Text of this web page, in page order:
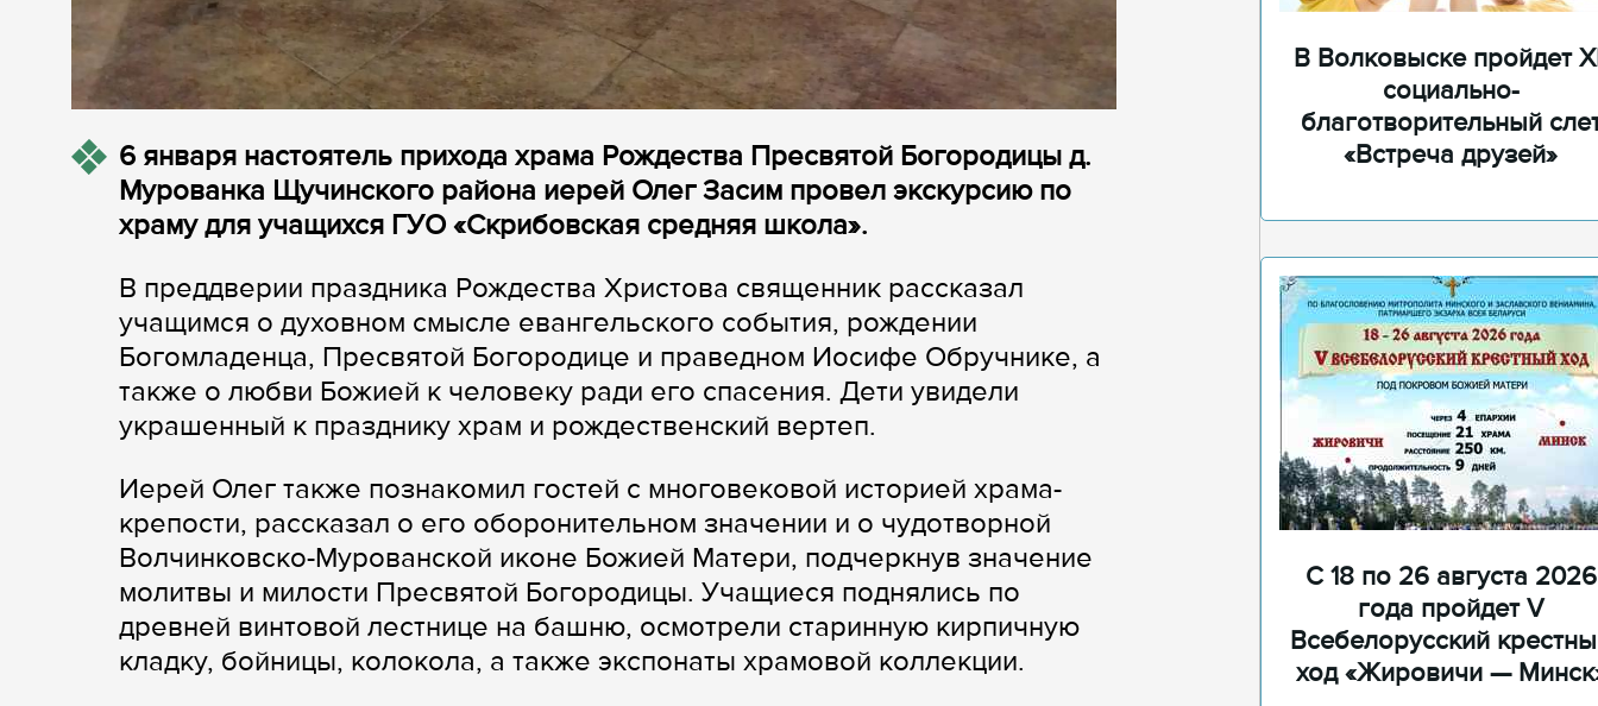
6 января настоятель прихода храма Рождества Пресвятой Богородицы д.
Мурованка Щучинского района иерей Олег Засим провел экскурсию по
храму для учащихся ГУО «Скрибовская средняя школа».
В преддверии праздника Рождества Христова священник рассказал
учащимся о духовном смысле евангельского события, рождении
Богомладенца, Пресвятой Богородице и праведном Иосифе Обручнике, а
также о любви Божией к человеку ради его спасения. Дети увидели
украшенный к празднику храм и рождественский вертеп.
Иерей Олег также познакомил гостей с многовековой историей храма-
крепости, рассказал о его оборонительном значении и о чудотворной
Волчинковско-Мурованской иконе Божией Матери, подчеркнув значение
молитвы и милости Пресвятой Богородицы. Учащиеся поднялись по
древней винтовой лестнице на башню, осмотрели старинную кирпичную
кладку, бойницы, колокола, а также экспонаты храмовой коллекции.
В Волковыске пройдет
социально-
благотворительный
«Встреча друзей»
С 18 по 26 августа 2026
года пройдет V
Всебелорусский
ход «Жировичи —